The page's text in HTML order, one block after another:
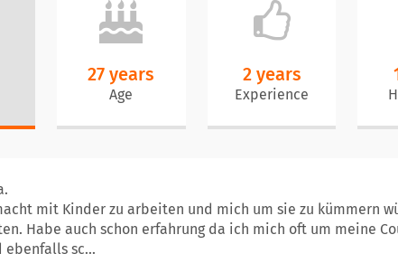
27 years
Age
2 years
Experience
mit Kinder zu arbeiten und mich um sie zu kümmern
Habe auch schon erfahrung da ich mich oft um meine
ebenfalls sc...